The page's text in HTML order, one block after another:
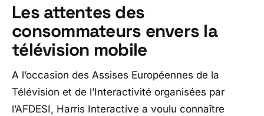
Les attentes des
consommateurs envers la
télévision mobile
A l’occasion des Assises Européennes de la
Télévision et de l’Interactivité organisées par
l’AFDESI, Harris Interactive a voulu connaître